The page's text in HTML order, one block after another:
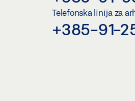
Telefonska linija za
+385-91-